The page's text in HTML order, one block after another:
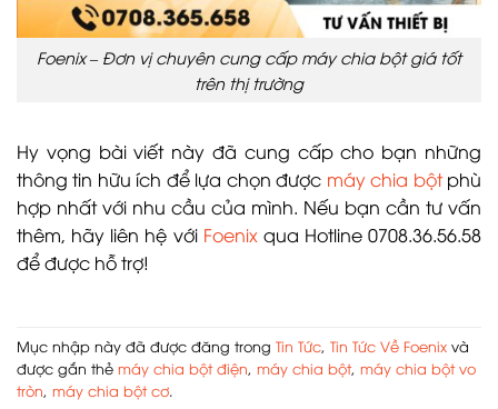
Foenix – Đơn vị chuyên cung cấp máy chia bột giá tốt
trên thị trường
Hy vọng bài viết này đã cung cấp cho bạn những
thông tin hữu ích để lựa chọn được máy chia bộtphù
hợp nhất với nhu cầu của mình. Nếu bạn cần tư vấn
thêm, hãy liên hệ với Foenixqua Hotline 0708.36.56.58
để được hỗ trợ!
Mục nhập này đã được đăng trong Tin Tức, Tin Tức Về Foenix và
được gắn thẻ máy chia bột điện, máy chia bột, máy chia bột vo
tròn, máy chia bột cơ.